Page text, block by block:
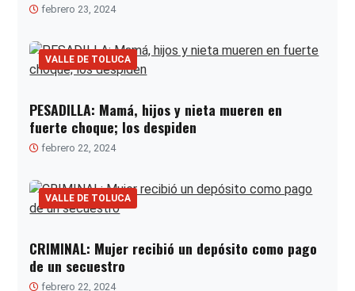
febrero 23, 2024
VALLE DE TOLUCA
PESADILLA: Mamá, hijos y nieta mueren en
fuerte choque; los despiden
febrero 22, 2024
VALLE DE TOLUCA
CRIMINAL: Mujer recibió un depósito como pago
de un secuestro
febrero 22, 2024